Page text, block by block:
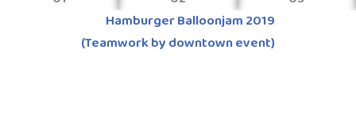
Hamburger Balloonjam 2019
(Teamwork by downtown event)